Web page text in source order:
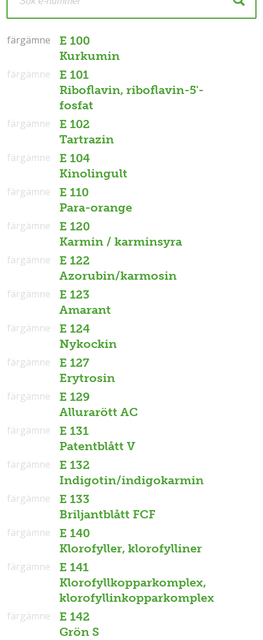
E 100
Kurkumin
färgämne
färgämne
E 101
Riboflavin, riboflavin-5'-
fosfat
färgämne
E 102
Tartrazin
färgämne
E 104
Kinolingult
färgämne
E 110
Para-orange
färgämne
E 120
Karmin / karminsyra
färgämne
E 122
Azorubin/karmosin
färgämne
E 123
Amarant
färgämne
E 124
Nykockin
färgämne
E 127
Erytrosin
färgämne
E 129
Allurarött AC
färgämne
E 131
Patentblått V
färgämne
E 132
Indigotin/indigokarmin
färgämne
E 133
Briljantblått FCF
färgämne
E 140
Klorofyller, klorofylliner
färgämne
E 141
Klorofyllkopparkomplex,
klorofyllinkopparkomplex
färgämne
E 142
Grön S
färgämne